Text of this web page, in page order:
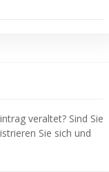
veraltet? Sind Sie
Sie sich und